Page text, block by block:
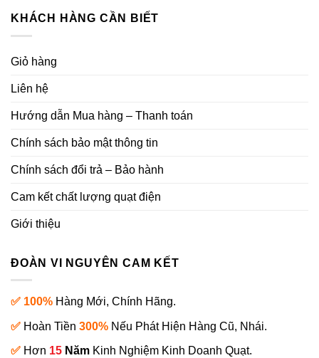
KHÁCH HÀNG CẦN BIẾT
Giỏ hàng
Liên hệ
Hướng dẫn Mua hàng – Thanh toán
Chính sách bảo mật thông tin
Chính sách đổi trả – Bảo hành
Cam kết chất lượng quạt điện
Giới thiệu
ĐOÀN VI NGUYÊN CAM KẾT
✅ 100% Hàng Mới, Chính Hãng.
✅ Hoàn Tiền 300% Nếu Phát Hiện Hàng Cũ, Nhái.
✅ Hơn 15 Năm Kinh Nghiệm Kinh Doanh Quạt.